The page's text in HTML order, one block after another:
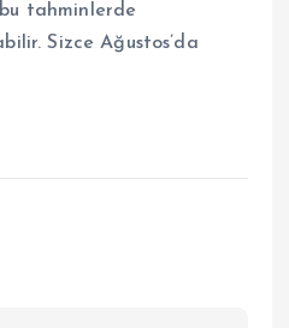
tahminlerde
Sizce Ağustos’da